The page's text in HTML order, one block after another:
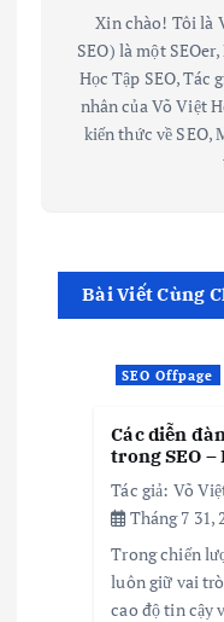
Xin chào! Tôi là
SEO) là một
Học Tập SEO, Tác
nhân của Võ Việt
kiến thức về SEO,
Bài Viết Cùng
SEO Offpage
Các diễn
trong SEO
Tác giả: Võ
Tháng 7 31,
Trong chiến
luôn giữ vai
cao độ tin cậy